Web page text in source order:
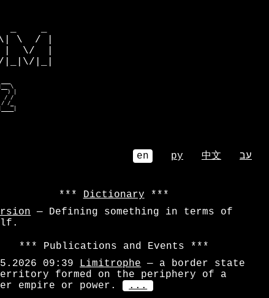
_    _
\  / |
|  \/  |
|_|\/|_|
|__ \
) |
/ /
/ /_
en ру 中文 עב
Dictionary
— Defining something in terms of
Publications and Events
09:39
Limitrophe — a border state
formed on the periphery of a
empire or power.
...